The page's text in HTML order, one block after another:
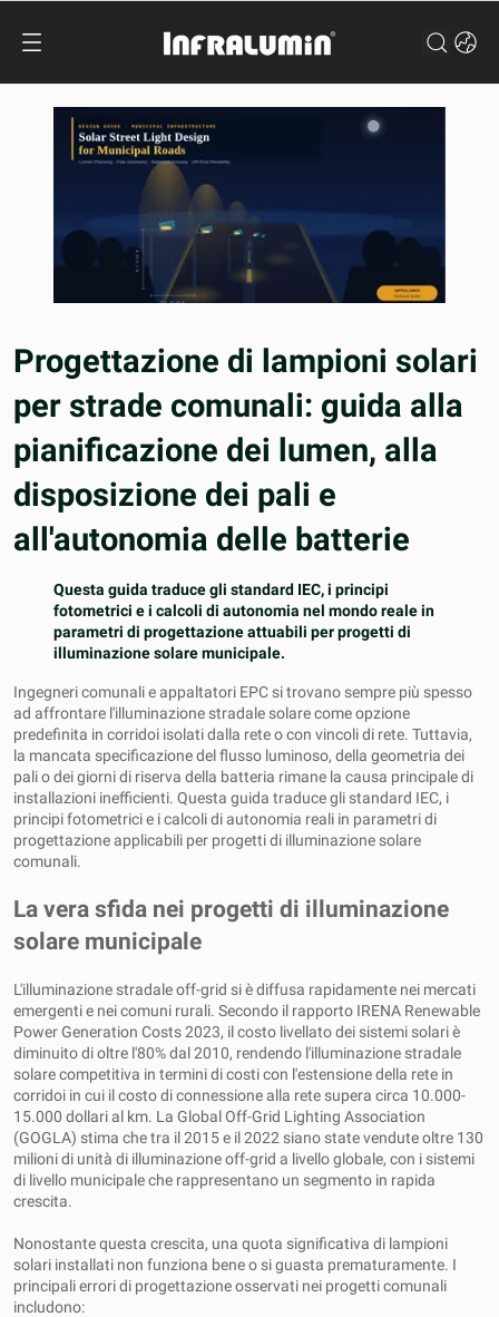
Progettazione di lampioni solari
per strade comunali: guida alla
pianificazione dei lumen, alla
disposizione dei pali e
all'autonomia delle batterie
Questa guida traduce gli standard IEC, i principi
fotometrici e i calcoli di autonomia nel mondo reale in
parametri di progettazione attuabili per progetti di
illuminazione solare municipale.
Ingegneri comunali e appaltatori EPC si trovano sempre più spesso
ad affrontare l'illuminazione stradale solare come opzione
predefinita in corridoi isolati dalla rete o con vincoli di rete. Tuttavia,
la mancata specificazione del flusso luminoso, della geometria dei
pali o dei giorni di riserva della batteria rimane la causa principale di
installazioni inefficienti. Questa guida traduce gli standard IEC, i
principi fotometrici e i calcoli di autonomia reali in parametri di
progettazione applicabili per progetti di illuminazione solare
comunali.
La vera sfida nei progetti di illuminazione
solare municipale
L'illuminazione stradale off-grid si è diffusa rapidamente nei mercati
emergenti e nei comuni rurali. Secondo il rapporto IRENA Renewable
Power Generation Costs 2023, il costo livellato dei sistemi solari è
diminuito di oltre l'80% dal 2010, rendendo l'illuminazione stradale
solare competitiva in termini di costi con l'estensione della rete in
corridoi in cui il costo di connessione alla rete supera circa 10.000-
15.000 dollari al km. La Global Off-Grid Lighting Association
(GOGLA) stima che tra il 2015 e il 2022 siano state vendute oltre 130
milioni di unità di illuminazione off-grid a livello globale, con i sistemi
di livello municipale che rappresentano un segmento in rapida
crescita.
Nonostante questa crescita, una quota significativa di lampioni
solari installati non funziona bene o si guasta prematuramente. I
principali errori di progettazione osservati nei progetti comunali
includono: